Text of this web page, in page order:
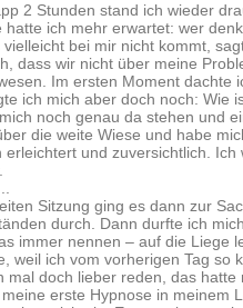
2 Stunden stand ich wieder
hatte ich mehr erwartet: wer
vielleicht bei mir nicht kommt,
dass wir nicht über meine
Im ersten Moment dachte
ich mich aber doch noch: Wie
noch genau da stehen und
die weite Wiese und habe
erleichtert und zuversichtlich.
Sitzung ging es dann zur
durch. Dann durfte ich
immer nennen – auf die Liege
weil ich vom vorherigen Tag so
mal doch lieber reden, das hatte
erste Hypnose in meinem